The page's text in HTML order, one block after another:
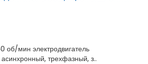
об/мин электродвигатель
трехфазный, з..